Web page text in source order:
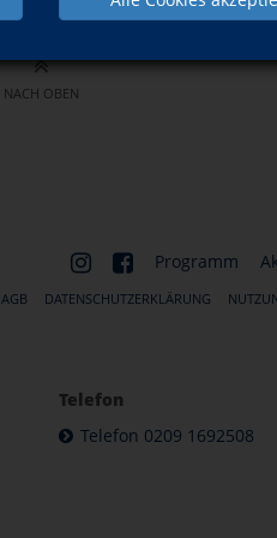
NACH OBEN
Programm
AGB DATENSCHUTZERKLÄRUNG
Telefon
Telefon 0209 1692508